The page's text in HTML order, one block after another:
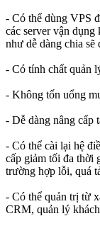
- Có thể dùng VPS
các server vận dụng
như dễ dàng chia
- Có tính chất quản
- Không tốn uổng
- Dễ dàng nâng
- Có thể cài lại hệ
cấp giảm tối đa thời
trường hợp lỗi, quá
- Có thể quản trị từ
CRM, quản lý